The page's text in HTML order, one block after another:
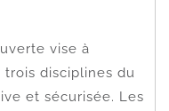
vise à
disciplines du
et sécurisée. Les